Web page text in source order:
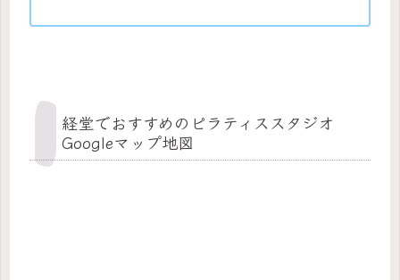
経堂でおすすめのピラティススタジオ
Googleマップ地図